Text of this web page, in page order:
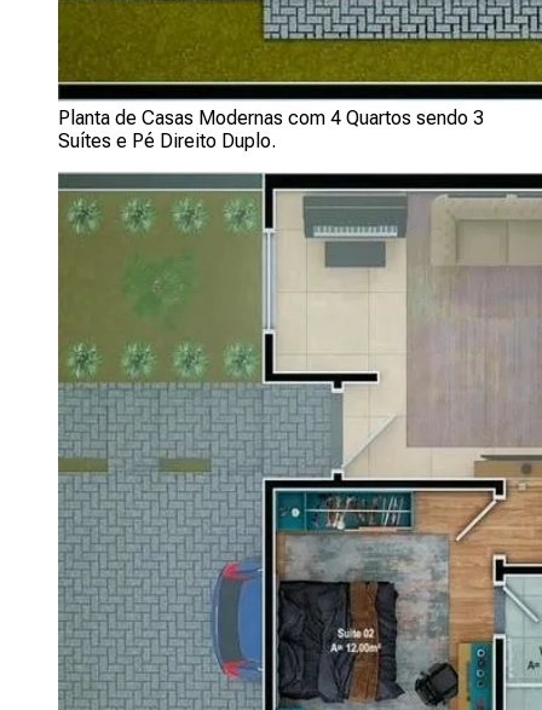
Planta de Casas Modernas com 4 Quartos sendo 3
Suítes e Pé Direito Duplo.